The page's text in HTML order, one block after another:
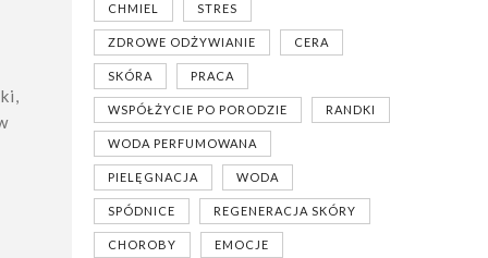
CHMIEL STRES
ZDROWE ODŻYWIANIE CERA
SKÓRA PRACA
WSPÓŁŻYCIE PO PORODZIE RANDKI
WODA PERFUMOWANA
PIELĘGNACJA WODA
SPÓDNICE REGENERACJA SKÓRY
CHOROBY EMOCJE